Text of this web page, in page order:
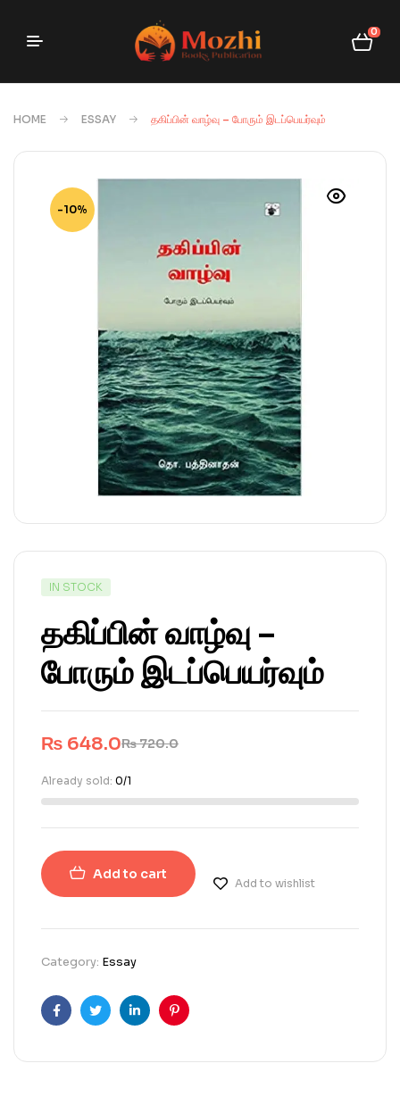
0
HOME ESSAY தகிப்பின் வாழ்வு – போரும் இடப்பெயர்வும்
-10%
IN STOCK
தகிப்பின் வாழ்வு –
போரும் இடப்பெயர்வும்
₨720.0
₨ 648.0
Already sold: 0/1
Add to cart
Add to wishlist
Category: Essay
FacebookTwitterLinkedinPinterest